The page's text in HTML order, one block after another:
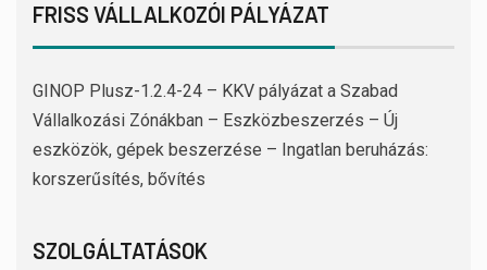
FRISS VÁLLALKOZÓI PÁLYÁZAT
GINOP Plusz-1.2.4-24 – KKV pályázat a Szabad
Vállalkozási Zónákban – Eszközbeszerzés – Új
eszközök, gépek beszerzése – Ingatlan beruházás:
korszerűsítés, bővítés
SZOLGÁLTATÁSOK